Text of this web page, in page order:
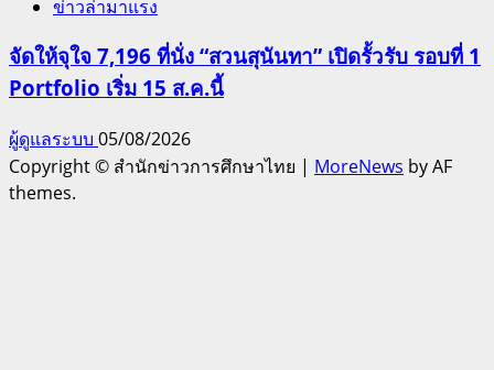
ข่าวล่ามาแรง
จัดให้จุใจ 7,196 ที่นั่ง “สวนสุนันทา” เปิดรั้วรับ รอบที่ 1
Portfolio เริ่ม 15 ส.ค.นี้
ผู้ดูแลระบบ 05/08/2026
Copyright © สำนักข่าวการศึกษาไทย | MoreNews by AF
themes.